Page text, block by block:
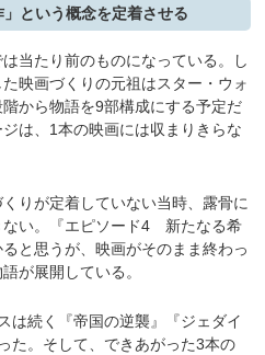
という概念を定着させる
当たり前のものになっている。し
映画づくりの元祖はスター・ウォ
から物語を9部構成にする予定だ
は、1本の映画には収まりきらな
りが定着していない当時、露骨に
ない。『エピソード4 新たなる希
と思うが、映画がそのまま終わっ
が展開している。
は続く『帝国の逆襲』『ジェダイ
た。そして、できあがった3本の